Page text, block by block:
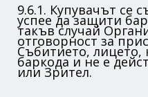
9.6.1. Купувачът се
успее да защити
такъв случай
отговорност за
Събитието, лицето,
баркода и не е
или Зрител.